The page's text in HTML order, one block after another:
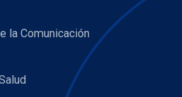
la Comunicación